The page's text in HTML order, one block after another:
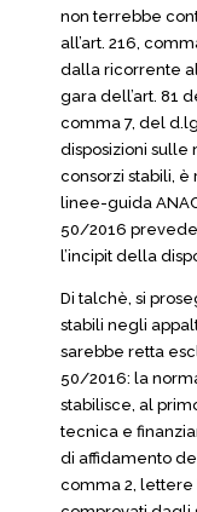
non terrebbe
all’art. 216,
dalla ricorrente
gara dell’art. 81
comma 7, del
disposizioni
consorzi stabili,
linee-guida
50/2016 prevede
l’incipit della
Di talchè, si
stabili negli
sarebbe retta
50/2016: la
stabilisce, al
tecnica e
di affidamento
comma 2, lettere